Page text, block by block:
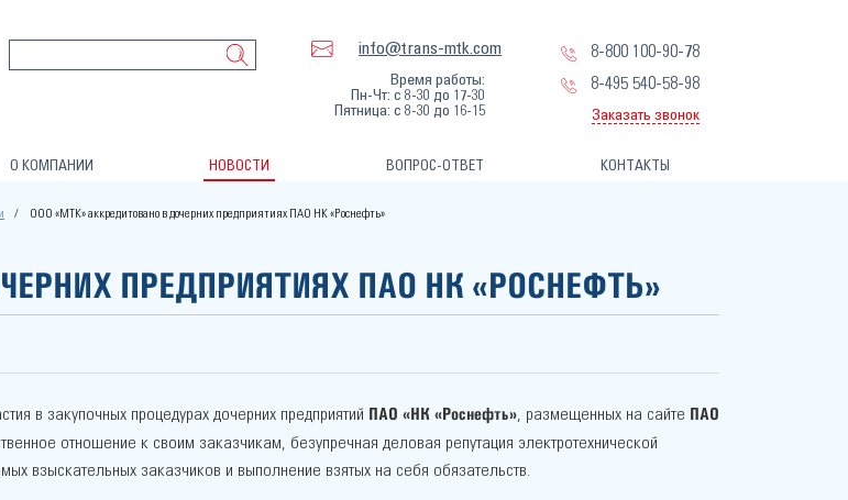
info@trans-mtk.com
Время работы:
Пн-Чт: с 8-30 до 17-30
Пятница: с 8-30 до 16-15
8-800 100-90-78
8-495 540-58-98
Заказать звонок
О КОМПАНИИ НОВОСТИ ВОПРОС-ОТВЕТ КОНТАКТЫ
ООО «МТК» аккредитовано в дочерних предприятиях ПАО НК «Роснефть»
ПРЕДПРИЯТИЯХ ПАО НК «РОСНЕФТЬ»
в закупочных процедурах дочерних предприятий ПАО «НК «Роснефть» , размещенных на сайте ПАО
отношение к своим заказчикам, безупречная деловая репутация электротехнической
взыскательных заказчиков и выполнение взятых на себя обязательств.